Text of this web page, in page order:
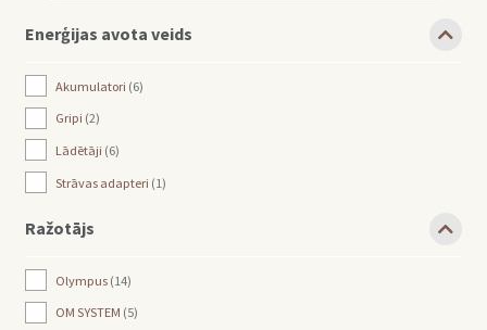
Enerģijas avota veids
Akumulatori 6
Gripi 2
Lādētāji 6
Strāvas adapteri 1
Ražotājs
Olympus 14
OM SYSTEM 5